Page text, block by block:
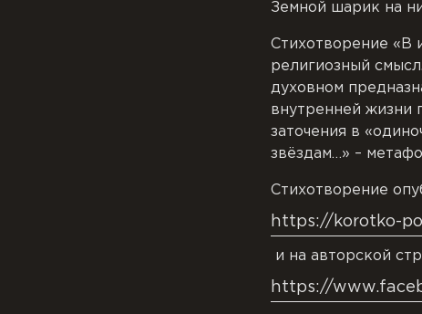
Земной шарик на
Стихотворение «В
религиозный
духовном
внутренней жизни
заточения в
звёздам…» –
Стихотворение
https://korotko-
и на авторской
https://